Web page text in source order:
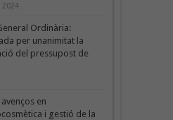
2024
Ordinària:
per unanimitat la
del pressupost de
en
i gestió de la